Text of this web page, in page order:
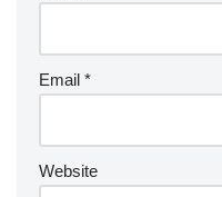
Email *
Website